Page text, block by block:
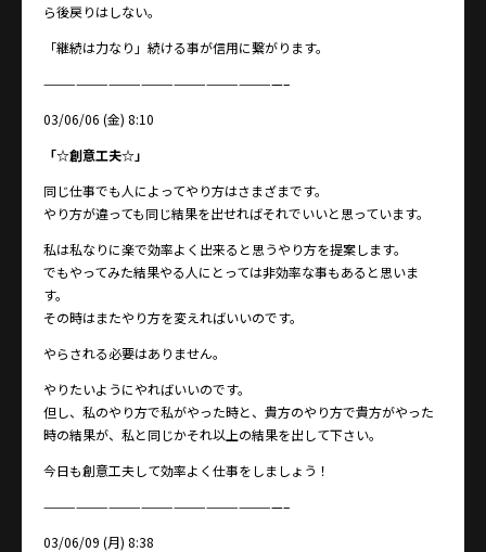
ら後戻りはしない。
「継続は力なり」続ける事が信用に繋がります。
——————————————————————–
03/06/06 (金) 8:10
「☆創意工夫☆」
同じ仕事でも人によってやり方はさまざまです。
やり方が違っても同じ結果を出せればそれでいいと思っています。
私は私なりに楽で効率よく出来ると思うやり方を提案します。
でもやってみた結果やる人にとっては非効率な事もあると思いま
す。
その時はまたやり方を変えればいいのです。
やらされる必要はありません。
やりたいようにやればいいのです。
但し、私のやり方で私がやった時と、貴方のやり方で貴方がやった
時の結果が、私と同じかそれ以上の結果を出して下さい。
今日も創意工夫して効率よく仕事をしましょう！
——————————————————————–
03/06/09 (月) 8:38